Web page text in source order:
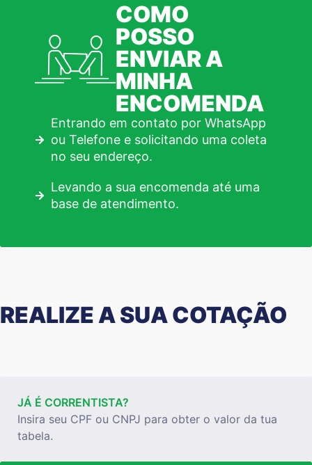
COMO
POSSO
ENVIAR A
MINHA
ENCOMENDA
Entrando em contato por WhatsApp
ou Telefone e solicitando uma coleta
no seu endereço.
Levando a sua encomenda até uma
base de atendimento.
REALIZE A SUA COTAÇÃO
JÁ É CORRENTISTA?
Insira seu CPF ou CNPJ para obter o valor da tua
tabela.